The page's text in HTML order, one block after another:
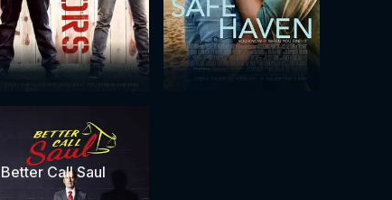
Better Call Saul